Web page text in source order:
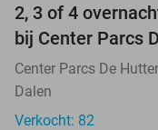
2, 3 of 4
bij Center Parcs
Center Parcs De
Dalen
Verkocht: 82